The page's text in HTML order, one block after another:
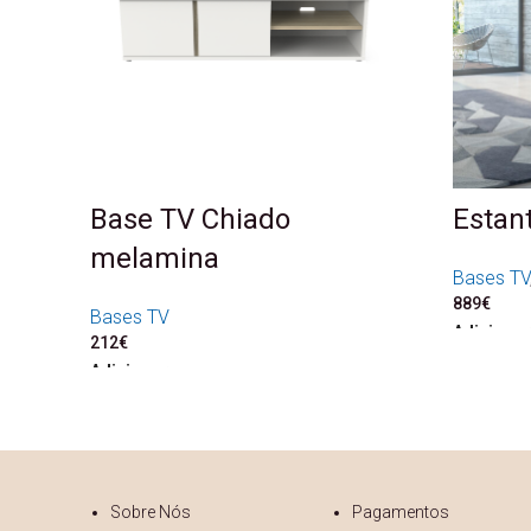
Base TV Chiado
melamina
Bases TV
212€
Adicionar
Bases TV,
889€
Adicionar
Sobre Nós
Pagamentos